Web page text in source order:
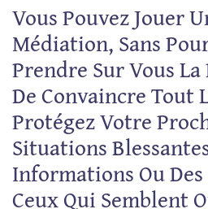
Vous Pouvez Jouer
Médiation, Sans
Prendre Sur Vous
De Convaincre Tout
Protégez Votre
Situations
Informations Ou Des
Ceux Qui Semblent